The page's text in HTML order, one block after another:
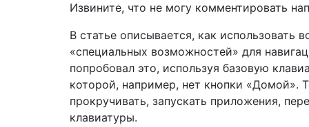
Извините, что не могу комментировать
В статье описывается, как использовать
«специальных возможностей» для
попробовал это, используя базовую
которой, например, нет кнопки «Домой».
прокручивать, запускать приложения,
клавиатуры.